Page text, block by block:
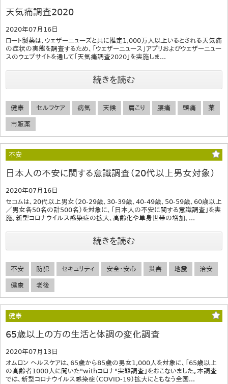
天気痛調査2020
2020年07月16日
ロート製薬は、ウェザーニューズと共に推定1,000万人以上いるとされる天気痛
の症状の実態を調査するため、「ウェザーニュース」アプリおよびウェザーニュー
スのウェブサイトを通して「天気痛調査2020」を実施しま...
続きを読む
健康 セルフケア 病気 天候 肩こり 腰痛 頭痛 薬
市販薬
不安
日本人の不安に関する意識調査（20代以上男女対象）
2020年07月16日
セコムは、20代以上男女（20-29歳、30-39歳、40-49歳、50-59歳、60歳以上
／男女各50名の計500名）を対象に、「日本人の不安に関する意識調査」を実
施。新型コロナウイルス感染症の拡大、高齢化や単身世帯の増加、...
続きを読む
不安 防犯 セキュリティ 安全・安心 災害 地震 治安
健康 老後
健康
65歳以上の方の生活と体調の変化調査
2020年07月13日
オムロン ヘルスケアは、65歳から85歳の男女1,000人を対象に、「65歳以上
の高齢者1000人に聞いた"withコロナ"実態調査」をおこないました。本調査
では、新型コロナウイルス感染症（COVID-19）拡大にともなう全国...